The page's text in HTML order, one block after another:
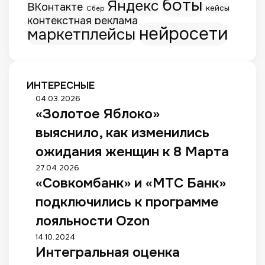
ВКонтакте Сбер Яндекс боты кейсы
контекстная реклама
маркетплейсы нейросети
ИНТЕРЕСНЫЕ
«
З
л
о
о
е
Я
л
о
к
о
04.03.2026
«Золотое Яблоко»
выяснило, как изменились
ожидания женщин к 8 Марта
«
С
в
к
м
б
27.04.2026
«Совкомбанк» и «МТС Банк»
подключились к программе
лояльности Ozon
И
н
14.10.2024
Интегральная оценка